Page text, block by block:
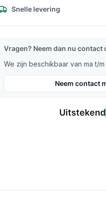
Snelle levering
Vragen? Neem dan nu contact
We zijn beschikbaar van ma t/
Neem contact
Uitstekend